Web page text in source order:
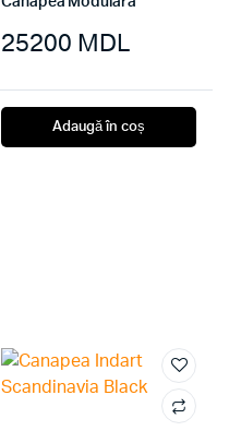
25200 MDL
Adaugă în coș